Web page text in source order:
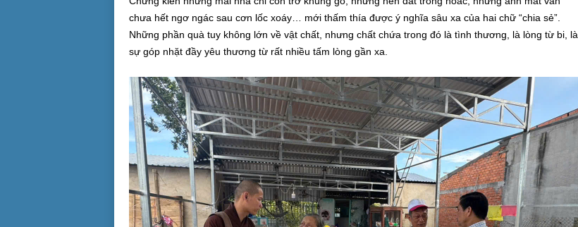
chưa hết ngơ ngác sau cơn lốc xoáy… mới thấm thía được ý nghĩa sâu xa của hai chữ “chia sẻ”.
Những phần quà tuy không lớn về vật chất, nhưng chất chứa trong đó là tình thương, là lòng từ bi, là
sự góp nhặt đầy yêu thương từ rất nhiều tấm lòng gần xa.